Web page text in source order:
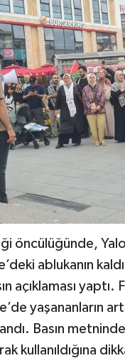
öncülüğünde,
ablukanın
açıklaması
yaşananların
Basın
kullanıldığına